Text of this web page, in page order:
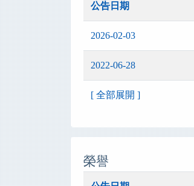
公告日期
2026-02-03
2022-06-28
[ 全部展開 ]
榮譽